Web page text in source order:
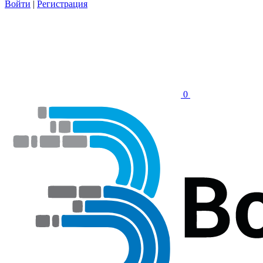
Войти | Регистрация
0